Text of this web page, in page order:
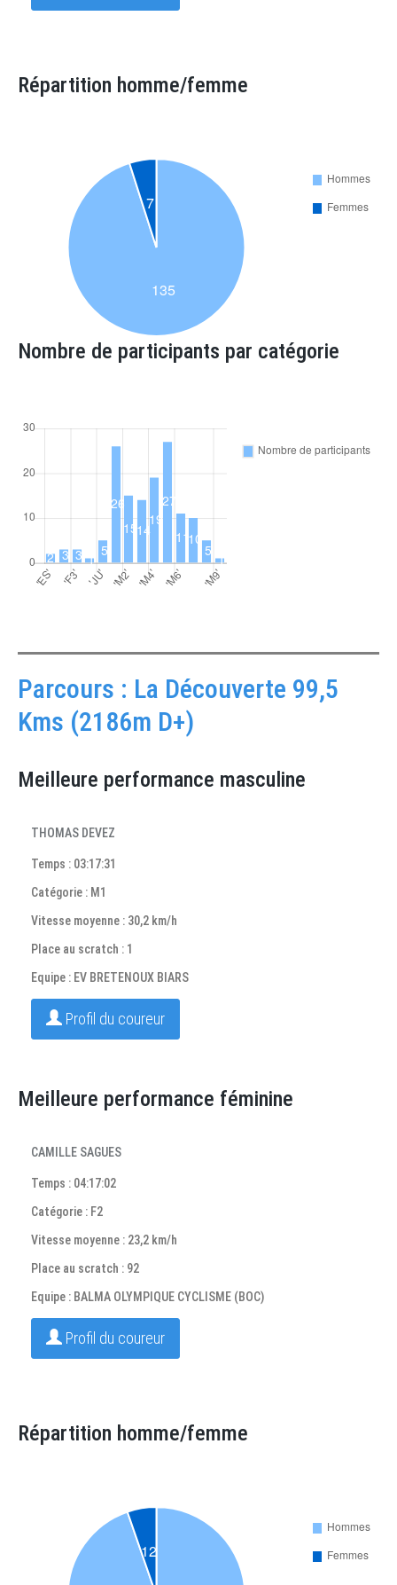
Répartition homme/femme
Nombre de participants par catégorie
Parcours : La Découverte 99,5
Kms (2186m D+)
Meilleure performance masculine
THOMAS DEVEZ
Temps : 03:17:31
Catégorie : M1
Vitesse moyenne : 30,2 km/h
Place au scratch : 1
Equipe : EV BRETENOUX BIARS
Profil du coureur
Meilleure performance féminine
CAMILLE SAGUES
Temps : 04:17:02
Catégorie : F2
Vitesse moyenne : 23,2 km/h
Place au scratch : 92
Equipe : BALMA OLYMPIQUE CYCLISME (BOC)
Profil du coureur
Répartition homme/femme